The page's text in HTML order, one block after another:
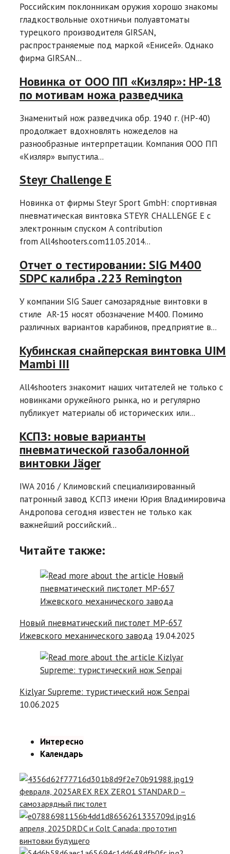
Российским поклонникам оружия хорошо знакомы
гладкоствольные охотничьи полуавтоматы
турецкого производителя GIRSAN,
распространяемые под маркой «Енисей». Однако
фирма GIRSAN...
Новинка от ООО ПП «Кизляр»: НР-18
по мотивам ножа разведчика
Знаменитый нож разведчика обр. 1940 г. (HР-40)
продолжает вдохновлять ножеделов на
разнообразные интерпретации. Компания ООО ПП
«Кизляр» выпустила...
Steyr Challenge E
Новинка от фирмы Steyr Sport GmbH: спортивная
пневматическая винтовка STEYR CHALLENGE E с
электронным спуском A contribution
from All4shooters.com11.05.2014...
Отчет о тестировании: SIG M400
SDPC калибра .223 Remington
У компании SIG Sauer самозарядные винтовки в
стиле AR-15 носят обозначение M400. Помимо
различных вариантов карабинов, предприятие в...
Кубинская снайперская винтовка UIM
Mambi III
All4shooters знакомит наших читателей не только с
новинками оружейного рынка, но и регулярно
публикует материалы об исторических или...
КСПЗ: новые варианты
пневматической газобалонной
винтовки Jäger
IWA 2016 / Климовский специализированный
патронный завод КСПЗ имени Юрия Владимировича
Андропова сегодня известен не только как
важнейший российский...
Читайте также:
Новый пневматический пистолет MP-657
Ижевского механического завода 19.04.2025
Kizlyar Supreme: туристический нож Senpai
10.06.2025
Интересно
Календарь
19
февраля, 2025AREX REX ZERO1 STANDARD –
самозарядный пистолет
16
апреля, 2025DRDC и Colt Canada: прототип
винтовки будущего